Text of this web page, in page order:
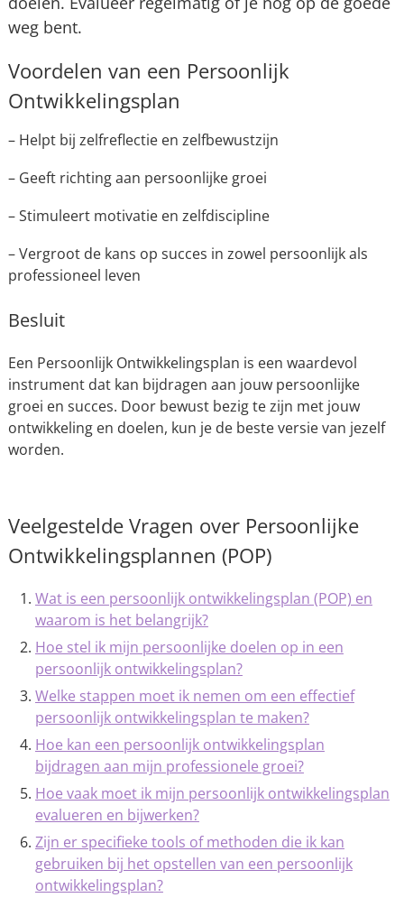
weg bent.
Voordelen van een Persoonlijk
Ontwikkelingsplan
– Helpt bij zelfreflectie en zelfbewustzijn
– Geeft richting aan persoonlijke groei
– Stimuleert motivatie en zelfdiscipline
– Vergroot de kans op succes in zowel persoonlijk als
professioneel leven
Besluit
Een Persoonlijk Ontwikkelingsplan is een waardevol
instrument dat kan bijdragen aan jouw persoonlijke
groei en succes. Door bewust bezig te zijn met jouw
ontwikkeling en doelen, kun je de beste versie van jezelf
worden.
Veelgestelde Vragen over Persoonlijke
Ontwikkelingsplannen (POP)
Wat is een persoonlijk ontwikkelingsplan (POP) en
waarom is het belangrijk?
Hoe stel ik mijn persoonlijke doelen op in een
persoonlijk ontwikkelingsplan?
Welke stappen moet ik nemen om een effectief
persoonlijk ontwikkelingsplan te maken?
Hoe kan een persoonlijk ontwikkelingsplan
bijdragen aan mijn professionele groei?
Hoe vaak moet ik mijn persoonlijk ontwikkelingsplan
evalueren en bijwerken?
Zijn er specifieke tools of methoden die ik kan
gebruiken bij het opstellen van een persoonlijk
ontwikkelingsplan?